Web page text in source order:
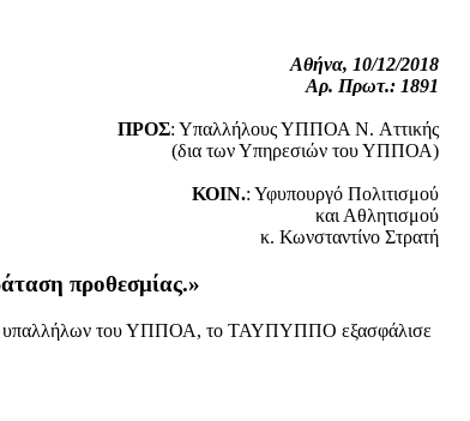
Αθήνα, 10/12/2018
Αρ. Πρωτ.: 1891
ΠΡΟΣ: Υπαλλήλους ΥΠΠΟΑ N. Αττικής
(δια των Υπηρεσιών του ΥΠΠΟΑ)
ΚΟΙΝ.: Υφυπουργό Πολιτισμού
και Αθλητισμού
κ. Κωνσταντίνο Στρατή
προθεσμίας.»
των υπαλλήλων του ΥΠΠΟΑ, το ΤΑΥΠΥΠΠΟ εξασφάλισε